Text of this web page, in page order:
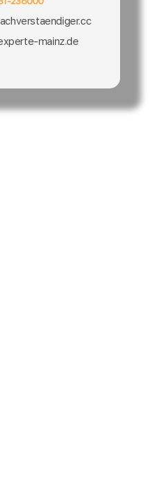
mainz.de